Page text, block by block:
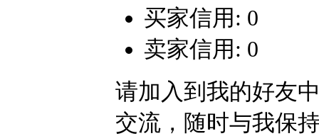
买家信用: 0
卖家信用: 0
请加入到我的好友
交流，随时与我保